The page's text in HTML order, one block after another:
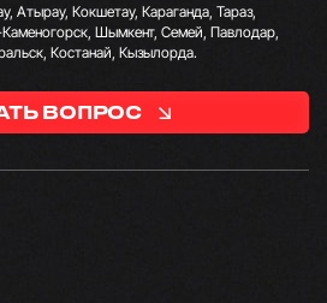
Атырау, Кокшетау, Караганда, Тараз,
Шымкент, Семей, Павлодар,
Костанай, Кызылорда.
ВОПРОС